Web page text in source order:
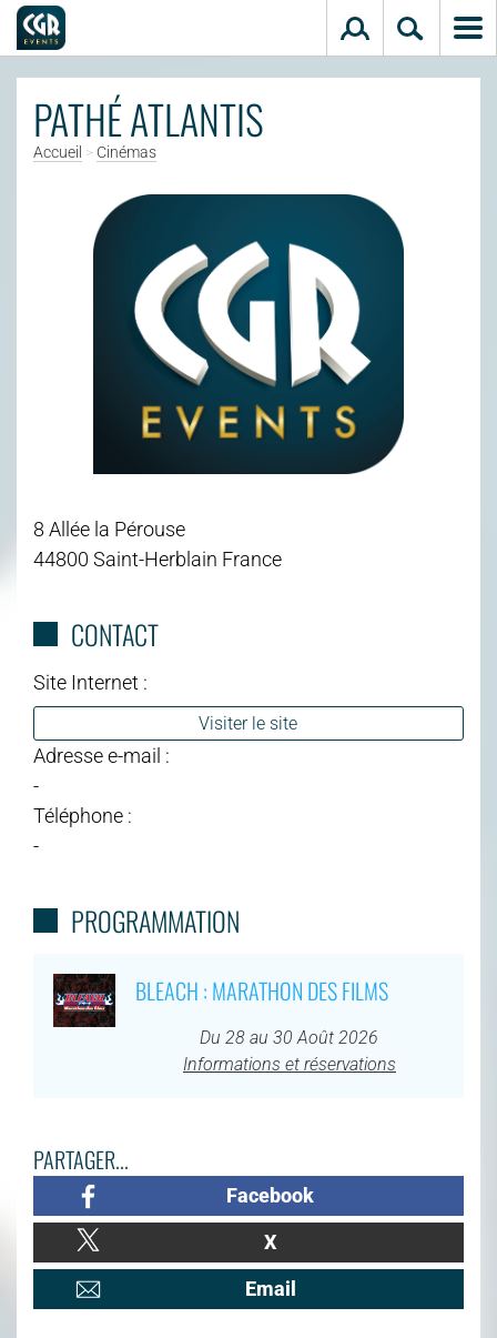
Aller au contenu principal
PATHÉ ATLANTIS
Accueil > Cinémas
8 Allée la Pérouse
44800 Saint-Herblain France
CONTACT
Site Internet :
Visiter le site
Adresse e-mail :
-
Téléphone :
-
PROGRAMMATION
BLEACH : MARATHON DES FILMS
Du 28 au 30 Août 2026
Informations et réservations
PARTAGER...
Facebook
X
Email